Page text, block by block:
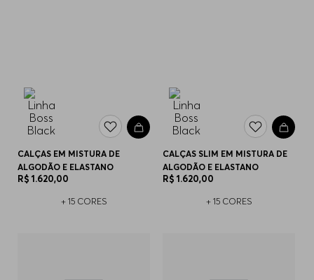
CALÇAS EM MISTURA DE
ALGODÃO E ELASTANO
R$ 1.620,00
+ 15 CORES
CALÇAS SLIM EM MISTURA DE
ALGODÃO E ELASTANO
R$ 1.620,00
+ 15 CORES